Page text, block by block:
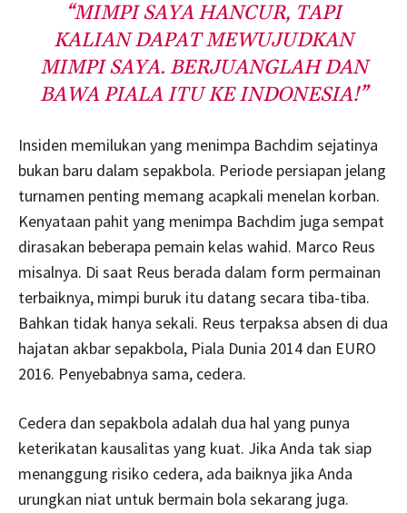
“MIMPI SAYA HANCUR, TAPI
KALIAN DAPAT MEWUJUDKAN
MIMPI SAYA. BERJUANGLAH DAN
BAWA PIALA ITU KE INDONESIA!”
Insiden memilukan yang menimpa Bachdim sejatinya
bukan baru dalam sepakbola. Periode persiapan jelang
turnamen penting memang acapkali menelan korban.
Kenyataan pahit yang menimpa Bachdim juga sempat
dirasakan beberapa pemain kelas wahid. Marco Reus
misalnya. Di saat Reus berada dalam form permainan
terbaiknya, mimpi buruk itu datang secara tiba-tiba.
Bahkan tidak hanya sekali. Reus terpaksa absen di dua
hajatan akbar sepakbola, Piala Dunia 2014 dan EURO
2016. Penyebabnya sama, cedera.
Cedera dan sepakbola adalah dua hal yang punya
keterikatan kausalitas yang kuat. Jika Anda tak siap
menanggung risiko cedera, ada baiknya jika Anda
urungkan niat untuk bermain bola sekarang juga.